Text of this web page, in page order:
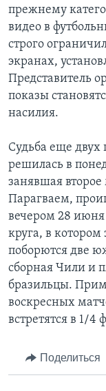
прежнему
видео в
строго
экранах,
Представитель
показы
насилия.
Судьба еще двух
решилась в
занявшая второе
Парагваем,
вечером 28 июня
круга, в
поборются две
сборная Чили и
бразильцы.
воскресных
встретятся в 1/4
Поделиться